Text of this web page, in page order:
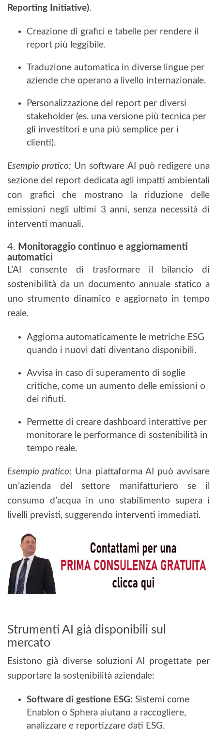
Reporting Initiative).
Creazione di grafici e tabelle per rendere il
report più leggibile.
Traduzione automatica in diverse lingue per
aziende che operano a livello internazionale.
Personalizzazione del report per diversi
stakeholder (es. una versione più tecnica per
gli investitori e una più semplice per i
clienti).
Esempio pratico: Un software AI può redigere una
sezione del report dedicata agli impatti ambientali
con grafici che mostrano la riduzione delle
emissioni negli ultimi 3 anni, senza necessità di
interventi manuali.
4. Monitoraggio continuo e aggiornamenti
automatici
L’AI consente di trasformare il bilancio di
sostenibilità da un documento annuale statico a
uno strumento dinamico e aggiornato in tempo
reale.
Aggiorna automaticamente le metriche ESG
quando i nuovi dati diventano disponibili.
Avvisa in caso di superamento di soglie
critiche, come un aumento delle emissioni o
dei rifiuti.
Permette di creare dashboard interattive per
monitorare le performance di sostenibilità in
tempo reale.
Esempio pratico: Una piattaforma AI può avvisare
un’azienda del settore manifatturiero se il
consumo d’acqua in uno stabilimento supera i
livelli previsti, suggerendo interventi immediati.
Strumenti AI già disponibili sul
mercato
Esistono già diverse soluzioni AI progettate per
supportare la sostenibilità aziendale:
Software di gestione ESG: Sistemi come
Enablon o Sphera aiutano a raccogliere,
analizzare e reportizzare dati ESG.